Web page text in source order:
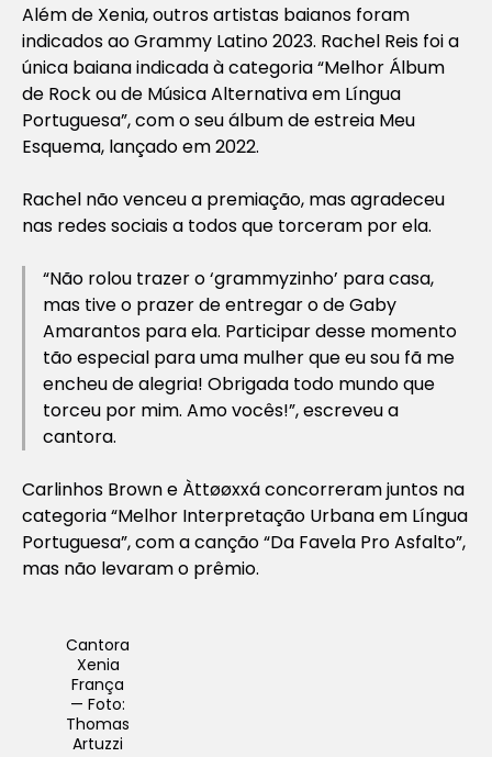
Além de Xenia, outros artistas baianos foram
indicados ao Grammy Latino 2023. Rachel Reis foi a
única baiana indicada à categoria “Melhor Álbum
de Rock ou de Música Alternativa em Língua
Portuguesa”, com o seu álbum de estreia Meu
Esquema, lançado em 2022.
Rachel não venceu a premiação, mas agradeceu
nas redes sociais a todos que torceram por ela.
“Não rolou trazer o ‘grammyzinho’ para casa,
mas tive o prazer de entregar o de Gaby
Amarantos para ela. Participar desse momento
tão especial para uma mulher que eu sou fã me
encheu de alegria! Obrigada todo mundo que
torceu por mim. Amo vocês!”, escreveu a
cantora.
Carlinhos Brown e Àttøøxxá concorreram juntos na
categoria “Melhor Interpretação Urbana em Língua
Portuguesa”, com a canção “Da Favela Pro Asfalto”,
mas não levaram o prêmio.
Cantora
Xenia
França
— Foto:
Thomas
Artuzzi